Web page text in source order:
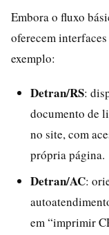
Embora o fluxo
oferecem
exemplo:
Detran/RS:
documento de
no site, com
própria página.
Detran/AC:
em “imprimir